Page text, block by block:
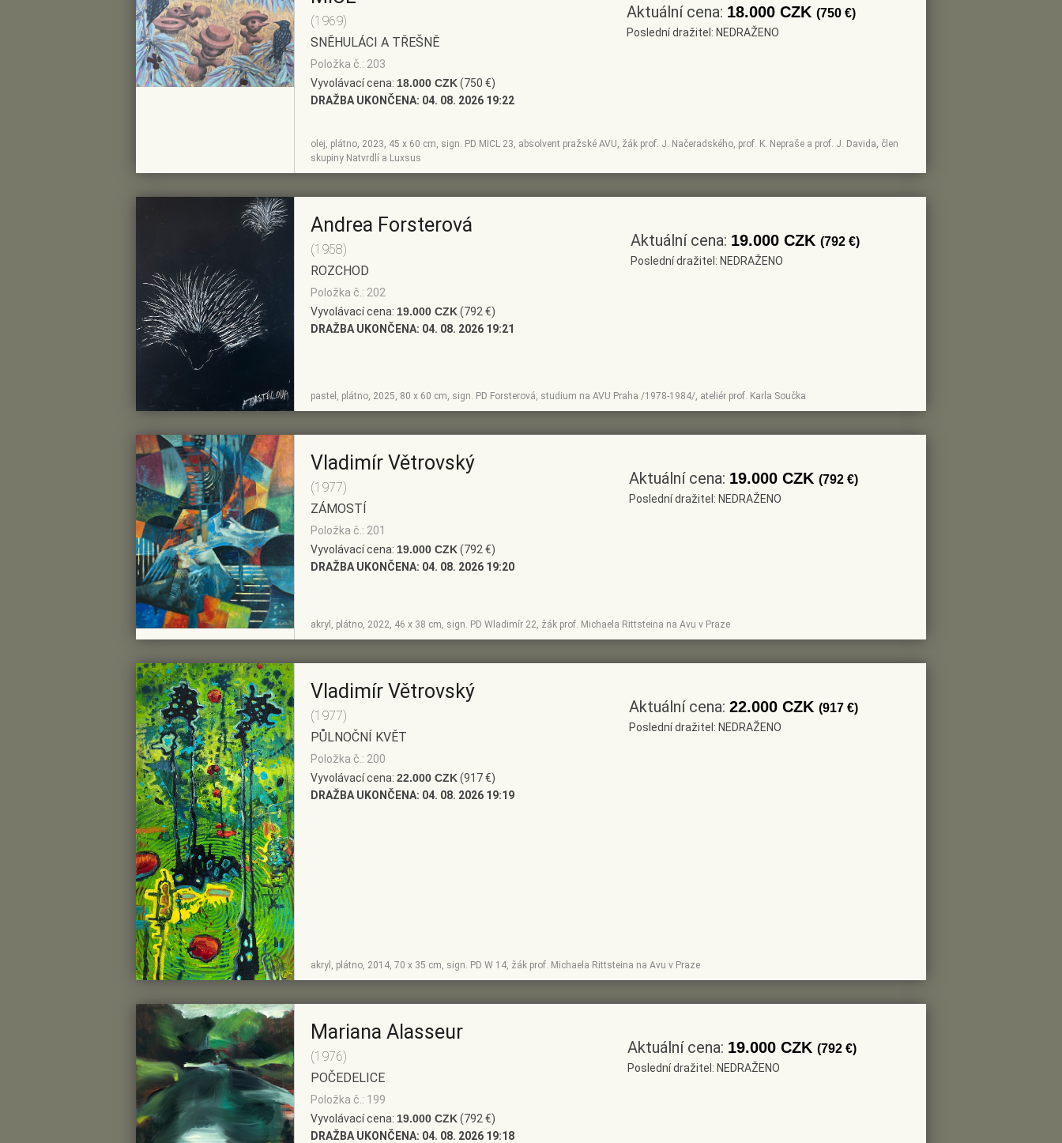
(1969)
SNĚHULÁCI A TŘEŠNĚ
Položka č.: 203
Vyvolávací cena: 18.000 CZK(750 €)
DRAŽBA UKONČENA: 04. 08. 2026 19:22
olej, plátno, 2023, 45 x 60 cm, sign. PD MICL 23, absolvent pražské AVU, žák prof. J. Načeradského, prof. K. Nepraše a prof. J. Davida, člen
skupiny Natvrdlí a Luxsus
Aktuální cena: 18.000 CZK (750 €)
Poslední dražitel: NEDRAŽENO
PŘEDVÝBĚRU
Andrea Forsterová
(1958)
ROZCHOD
Položka č.: 202
Vyvolávací cena: 19.000 CZK(792 €)
DRAŽBA UKONČENA: 04. 08. 2026 19:21
pastel, plátno, 2025, 80 x 60 cm, sign. PD Forsterová, studium na AVU Praha /1978-1984/, ateliér prof. Karla Součka
Aktuální cena: 19.000 CZK (792 €)
Poslední dražitel: NEDRAŽENO
ZOBRAZIT
DETAIL
PŘIDAT DO
PŘEDVÝBĚRU
Vladimír Větrovský
(1977)
ZÁMOSTÍ
Položka č.: 201
Vyvolávací cena: 19.000 CZK(792 €)
DRAŽBA UKONČENA: 04. 08. 2026 19:20
akryl, plátno, 2022, 46 x 38 cm, sign. PD Wladimír 22, žák prof. Michaela Rittsteina na Avu v Praze
Aktuální cena: 19.000 CZK (792 €)
Poslední dražitel: NEDRAŽENO
ZOBRAZIT
DETAIL
PŘIDAT DO
PŘEDVÝBĚRU
Vladimír Větrovský
(1977)
PŮLNOČNÍ KVĚT
Položka č.: 200
Vyvolávací cena: 22.000 CZK(917 €)
DRAŽBA UKONČENA: 04. 08. 2026 19:19
akryl, plátno, 2014, 70 x 35 cm, sign. PD W 14, žák prof. Michaela Rittsteina na Avu v Praze
Aktuální cena: 22.000 CZK (917 €)
Poslední dražitel: NEDRAŽENO
Mariana Alasseur
(1976)
POČEDELICE
Položka č.: 199
Vyvolávací cena: 19.000 CZK(792 €)
DRAŽBA UKONČENA: 04. 08. 2026 19:18
Aktuální cena: 19.000 CZK (792 €)
Poslední dražitel: NEDRAŽENO